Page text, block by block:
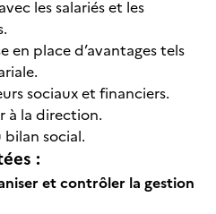
les salariés et les
en place d’avantages tels
sociaux et financiers.
à la direction.
social.
:
et contrôler la gestion